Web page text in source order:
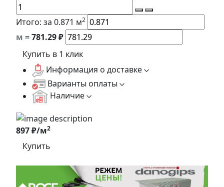
Итого: за 0.871 м2
м =781.29₽
Купить в 1 клик
Информация о доставке
Варианты оплаты
Наличие
897 ₽/м2
Купить